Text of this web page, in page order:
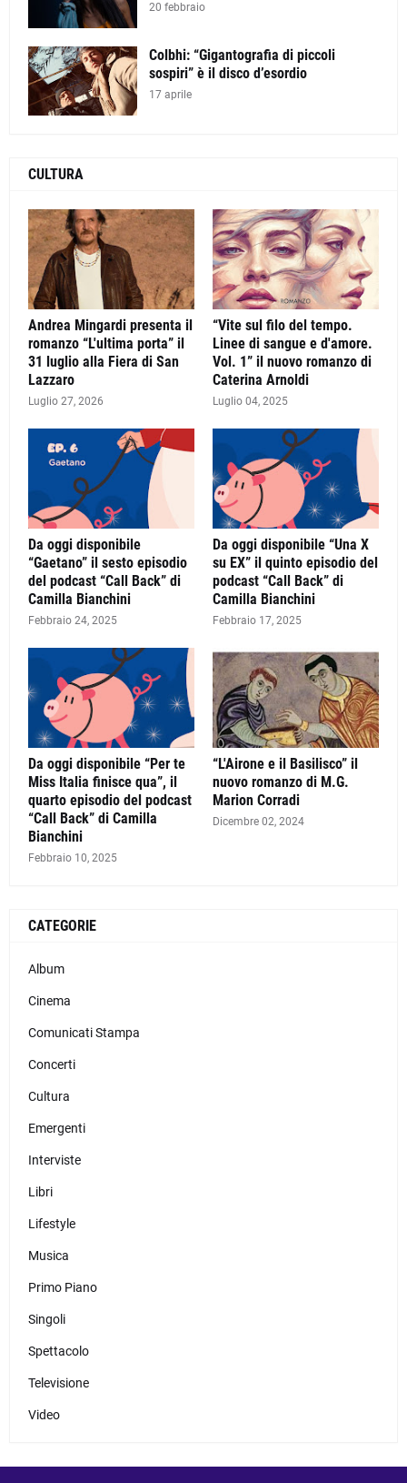
20 febbraio
Colbhi: “Gigantografia di piccoli
sospiri” è il disco d’esordio
17 aprile
CULTURA
Andrea Mingardi presenta il
romanzo “L'ultima porta” il
31 luglio alla Fiera di San
Lazzaro
Luglio 27, 2026
“Vite sul filo del tempo.
Linee di sangue e d'amore.
Vol. 1” il nuovo romanzo di
Caterina Arnoldi
Luglio 04, 2025
Da oggi disponibile
“Gaetano” il sesto episodio
del podcast “Call Back” di
Camilla Bianchini
Febbraio 24, 2025
Da oggi disponibile “Una X
su EX” il quinto episodio del
podcast “Call Back” di
Camilla Bianchini
Febbraio 17, 2025
Da oggi disponibile “Per te
Miss Italia finisce qua”, il
quarto episodio del podcast
“Call Back” di Camilla
Bianchini
Febbraio 10, 2025
“L'Airone e il Basilisco” il
nuovo romanzo di M.G.
Marion Corradi
Dicembre 02, 2024
CATEGORIE
Album
Cinema
Comunicati Stampa
Concerti
Cultura
Emergenti
Interviste
Libri
Lifestyle
Musica
Primo Piano
Singoli
Spettacolo
Televisione
Video